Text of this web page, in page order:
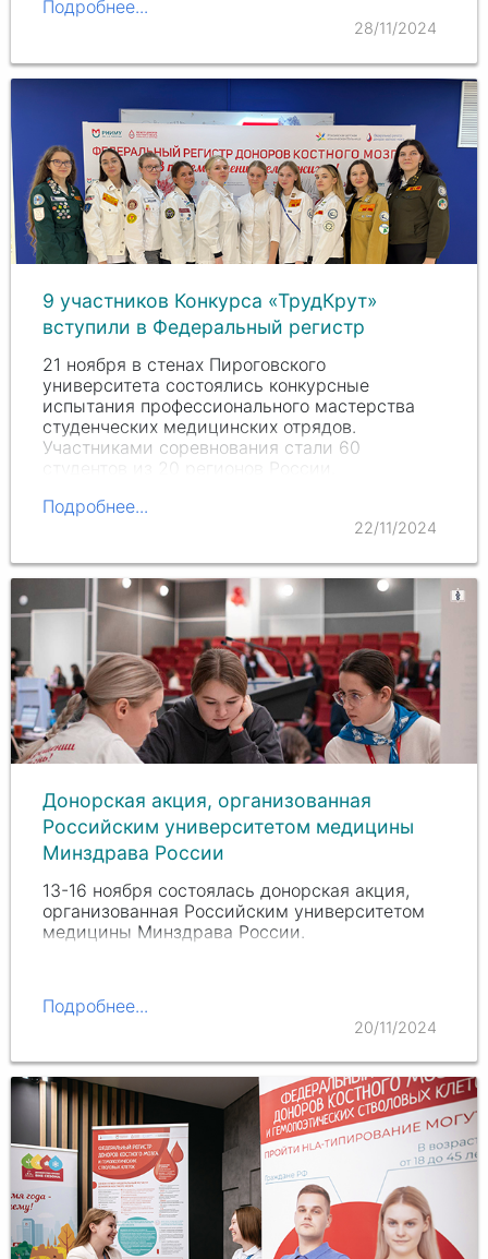
Подробнее...
28/11/2024
9 участников Конкурса «ТрудКрут»
вступили в Федеральный регистр
21 ноября в стенах Пироговского
университета состоялись конкурсные
испытания профессионального мастерства
студенческих медицинских отрядов.
Участниками соревнования стали 60
студентов из 20 регионов России.
Подробнее...
22/11/2024
Донорская акция, организованная
Российским университетом медицины
Минздрава России
13-16 ноября состоялась донорская акция,
организованная Российским университетом
медицины Минздрава России.
Подробнее...
20/11/2024